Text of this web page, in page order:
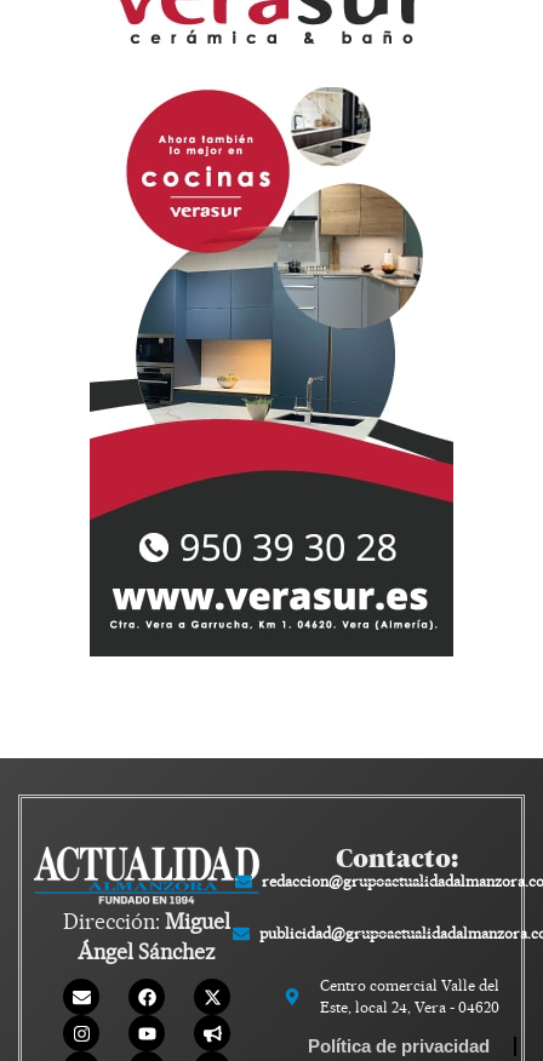
Dirección: Miguel
Ángel Sánchez
Contacto:
Centro comercial Valle del
Este, local 24, Vera - 04620
Política de privacidad